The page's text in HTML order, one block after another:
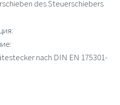
des Steuerschiebers
nach DIN EN 175301-